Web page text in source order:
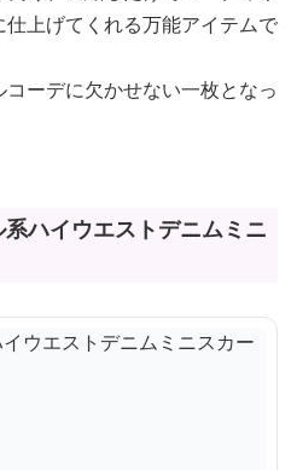
上げてくれる万能アイテムで
ーデに欠かせない一枚となっ
ハイウエストデニムミニ